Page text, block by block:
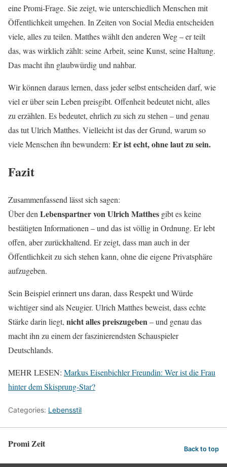
eine Promi-Frage. Sie zeigt, wie unterschiedlich Menschen mit
Öffentlichkeit umgehen. In Zeiten von Social Media entscheiden
viele, alles zu teilen. Matthes wählt den anderen Weg – er teilt
das, was wirklich zählt: seine Arbeit, seine Kunst, seine Haltung.
Das macht ihn glaubwürdig und nahbar.
Wir können daraus lernen, dass jeder selbst entscheiden darf, wie
viel er über sein Leben preisgibt. Offenheit bedeutet nicht, alles
zu erzählen. Es bedeutet, ehrlich zu sich zu stehen – und genau
das tut Ulrich Matthes. Vielleicht ist das der Grund, warum so
viele Menschen ihn bewundern: Er ist echt, ohne laut zu sein.
Fazit
Zusammenfassend lässt sich sagen:
Über denLebenspartner von Ulrich Matthes gibt es keine
bestätigten Informationen – und das ist völlig in Ordnung. Er lebt
offen, aber zurückhaltend. Er zeigt, dass man auch in der
Öffentlichkeit zu sich stehen kann, ohne die eigene Privatsphäre
aufzugeben.
Sein Beispiel erinnert uns daran, dass Respekt und Würde
wichtiger sind als Neugier. Ulrich Matthes beweist, dass echte
Stärke darin liegt, nicht alles preiszugeben– und genau das
macht ihn zu einem der faszinierendsten Schauspieler
Deutschlands.
MEHR LESEN: Markus Eisenbichler Freundin: Wer ist die Frau
hinter dem Skisprung-Star?
Categories: Lebensstil
Promi Zeit Back to top